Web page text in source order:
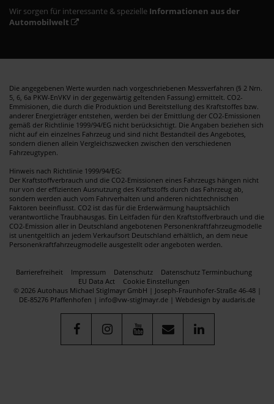
Wir sorgen für interessante & spezielle Informationen aus der
Automobilwelt
Die angegebenen Werte wurden nach vorgeschriebenen Messverfahren (§ 2 Nrn.
5, 6, 6a PKW-EnVKV in der gegenwärtig geltenden Fassung) ermittelt. CO2-
Emmisionen, die durch die Produktion und Bereitstellung des Kraftstoffes bzw.
anderer Energieträger entstehen, werden bei der Emittlung der CO2-Emissionen
gemäß der Richtlinie 1999/94/EG nicht berücksichtigt. Die Angaben beziehen sich
nicht auf ein einzelnes Fahrzeug und sind nicht Bestandteil des Angebotes,
sondern dienen allein Vergleichszwecken zwischen den verschiedenen
Fahrzeugtypen.
Hinweis nach Richtlinie 1999/94/EG:
Der Kraftstoffverbrauch und die CO2-Emissionen eines Fahrzeugs hängen nicht
nur von der effizienten Ausnutzung des Kraftstoffs durch das Fahrzeug ab,
sondern werden auch vom Fahrverhalten und anderen nichttechnischen
Faktoren beeinflusst. CO2 ist das für die Erderwärmung hauptsächlich
verantwortliche Traubhausgas. Ein Leitfaden für den Kraftstoffverbrauch und die
CO2-Emission aller in Deutschland angebotenen Personenkraftfahrzeugmodelle
ist unentgeltlich an jedem Verkaufsort Deutschland erhältlich, an dem neue
Personenkraftfahrzeugmodelle ausgestellt oder angeboten werden.
Barrierefreiheit Impressum Datenschutz
Datenschutz Terminbuchung
EU Data Act
Cookie Einstellungen
© 2026 Autohaus Michael Stiglmayr GmbH | Joseph-Fraunhofer-Straße 46-48 |
DE-85276 Pfaffenhofen | info@vw-stiglmayr.de | Webdesign by audaris.de